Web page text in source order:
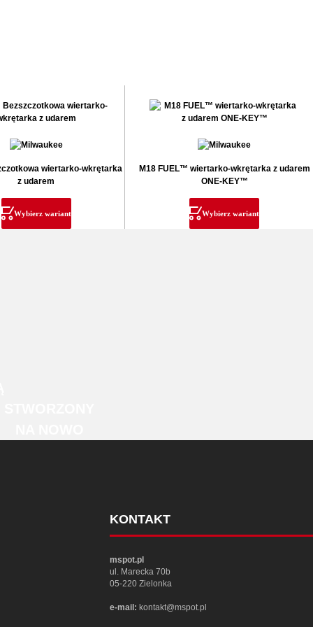
wiertarko-wkrętarka
z udarem
Wybierz wariant
M18 FUEL™ wiertarko-wkrętarka z udarem
ONE-KEY™
Wybierz wariant
KONTAKT
mspot.pl
ul. Marecka 70b
05-220 Zielonka
e-mail: kontakt@mspot.pl